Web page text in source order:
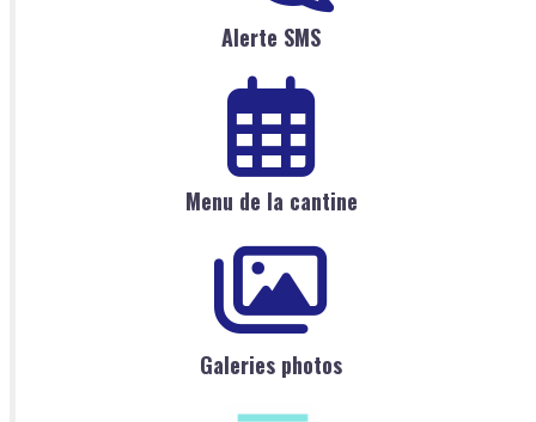
Alerte SMS
Menu de la cantine
Galeries photos